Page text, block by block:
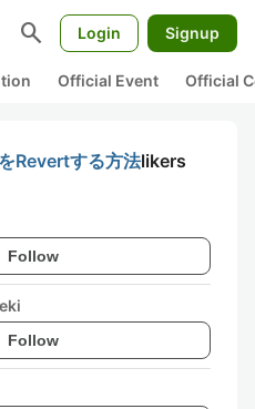
search Login Signup
Official Event Official
Revertする方法likers
Follow
Follow